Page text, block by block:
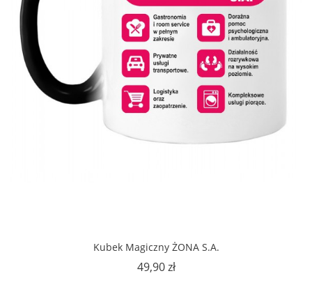
Kubek Magiczny ŻONA S.A.
49,90 złCena